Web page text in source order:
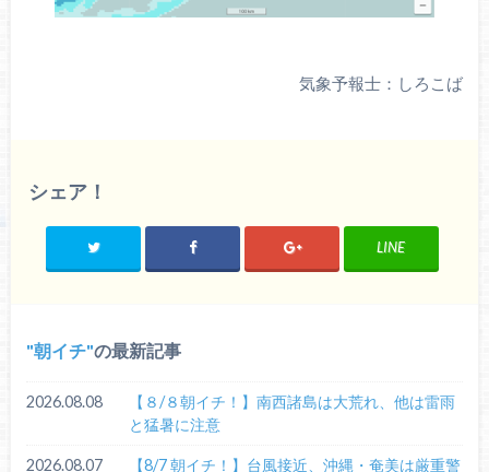
気象予報士：しろこば
シェア！
LINE
朝イチ の最新記事
2026.08.08
【８/８朝イチ！】南西諸島は大荒れ、他は雷雨
と猛暑に注意
2026.08.07 【8/7 朝イチ！】台風接近、沖縄・奄美は厳重警